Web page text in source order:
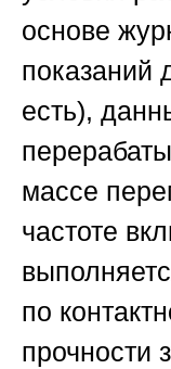
основе
показаний
есть),
массе
частоте
по
прочности